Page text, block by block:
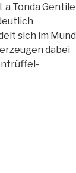
Tonda Gentile
sich im Mund
dabei